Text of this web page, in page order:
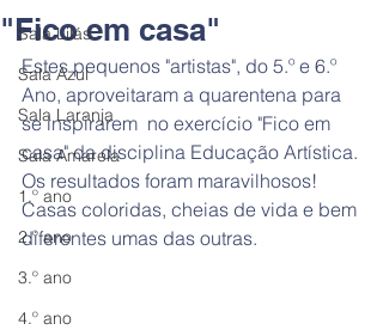
Sala Lilás
Sala Azul
Sala Laranja
Sala Amarela
1.º ano
2.º ano
3.º ano
4.º ano
"Fico em casa"
Estes pequenos "artistas", do 5.º e 6.º
Ano, aproveitaram a quarentena para
se inspirarem  no exercício "Fico em
casa" da disciplina Educação Artística.
Os resultados foram maravilhosos!
Casas coloridas, cheias de vida e bem
diferentes umas das outras.